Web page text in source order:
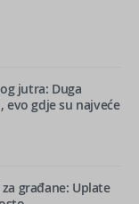
jutra: Duga
evo gdje su najveće
za građane: Uplate